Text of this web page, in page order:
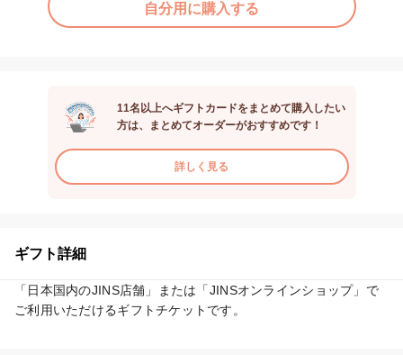
自分用に購入する
11名以上へギフトカードをまとめて購入したい
方は、まとめてオーダーがおすすめです！
詳しく見る
ギフト詳細
「日本国内のJINS店舗」または「JINSオンラインショップ」で
ご利用いただけるギフトチケットです。